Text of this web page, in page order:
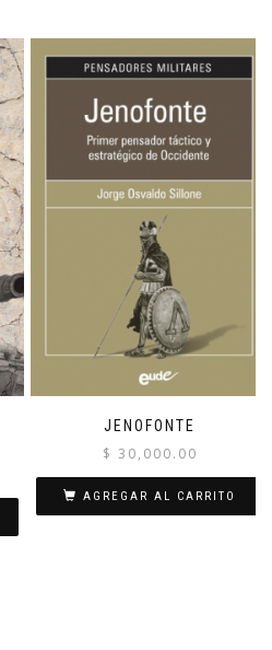
JENOFONTE
$ 30,000.00
AGREGAR AL CARRITO